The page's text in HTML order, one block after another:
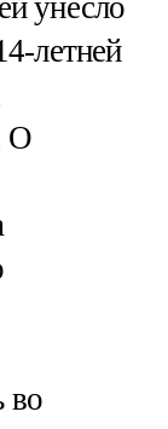
унесло
летней
О
во